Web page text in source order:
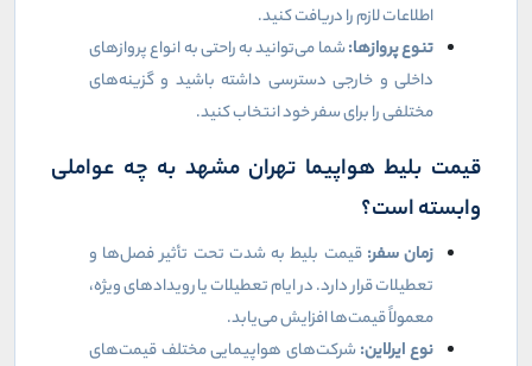
اطلاعات لازم را دریافت کنید.
تنوع پروازها:شما می‌توانید به راحتی به انواع پروازهای
داخلی و خارجی دسترسی داشته باشید و گزینه‌های
مختلفی را برای سفر خود انتخاب کنید.
قیمت بلیط هواپیما تهران مشهد به چه عواملی
وابسته است؟
زمان سفر: قیمت بلیط به شدت تحت تأثیر فصل‌ها و
تعطیلات قرار دارد. در ایام تعطیلات یا رویدادهای ویژه،
معمولاً قیمت‌ها افزایش می‌یابد.
نوع ایرلاین:شرکت‌های هواپیمایی مختلف قیمت‌های